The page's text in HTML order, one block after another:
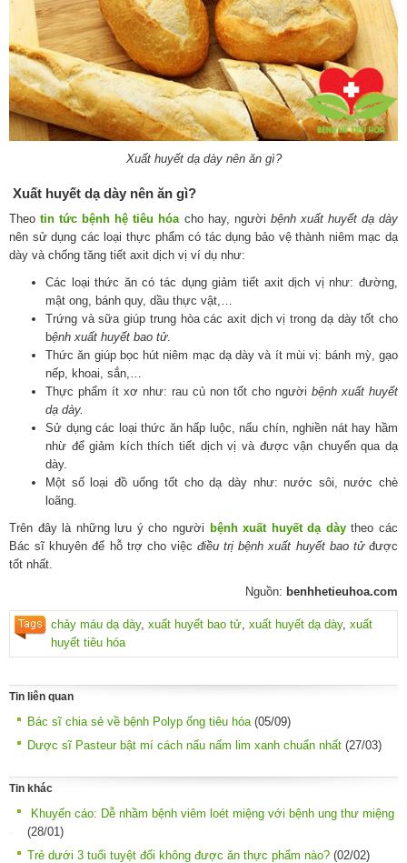
Xuất huyết dạ dày nên ăn gì?
Xuất huyết dạ dày nên ăn gì?
Theotin tức bệnh hệ tiêu hóa cho hay, người bệnh xuất huyết dạ dày
nên sử dụng các loại thực phẩm có tác dụng bảo vệ thành niêm mạc dạ
dày và chống tăng tiết axit dịch vị ví dụ như:
Các loại thức ăn có tác dụng giảm tiết axit dịch vị như: đường,
mật ong, bánh quy, dầu thực vật,…
Trứng và sữa giúp trung hòa các axit dịch vị trong dạ dày tốt cho
bệnh xuất huyết bao tử.
Thức ăn giúp bọc hút niêm mạc dạ dày và ít mùi vị: bánh mỳ, gạo
nếp, khoai, sắn,…
Thực phẩm ít xơ như: rau củ non tốt cho người bệnh xuất huyết
dạ dày.
Sử dụng các loại thức ăn hấp luộc, nấu chín, nghiền nát hay hầm
nhừ để giảm kích thích tiết dịch vị và được vận chuyển qua dạ
dày.
Một số loại đồ uống tốt cho dạ dày như: nước sôi, nước chè
loãng.
Trên đây là những lưu ý cho người bệnh xuất huyết dạ dàytheo các
Bác sĩ khuyên để hỗ trợ cho việcđiều trị bệnh xuất huyết bao tửđược
tốt nhất.
Nguồn: benhhetieuhoa.com
chảy máu dạ dày, xuất huyết bao tử xuất huyết dạ dày, xuất
huyết tiêu hóa
Tin liên quan
Bác sĩ chia sẻ về bệnh Polyp ống tiêu hóa(05/09)
Dược sĩ Pasteur bật mí cách nấu nấm lim xanh chuẩn nhất (27/03)
Tin khác
Khuyến cáo: Dễ nhầm bệnh viêm loét miệng với bệnh ung thư miệng
(28/01)
Trẻ dưới 3 tuổi tuyệt đối không được ăn thực phẩm nào? (02/02)